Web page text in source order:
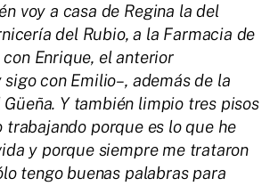
voy a casa de Regina la del
del Rubio, a la Farmacia de
con Enrique, el anterior
con Emilio–, además de la
Y también limpio tres pisos
trabajando porque es lo que he
y porque siempre me trataron
tengo buenas palabras para